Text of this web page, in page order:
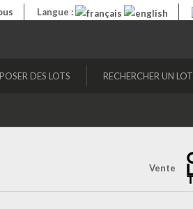
Langue :
DES LOTS RECHERCHER UN LOT
Vente